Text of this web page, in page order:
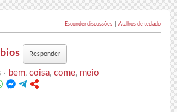
Esconder discussões Atalhos de teclado
Responder
bem,coisa,come, meio